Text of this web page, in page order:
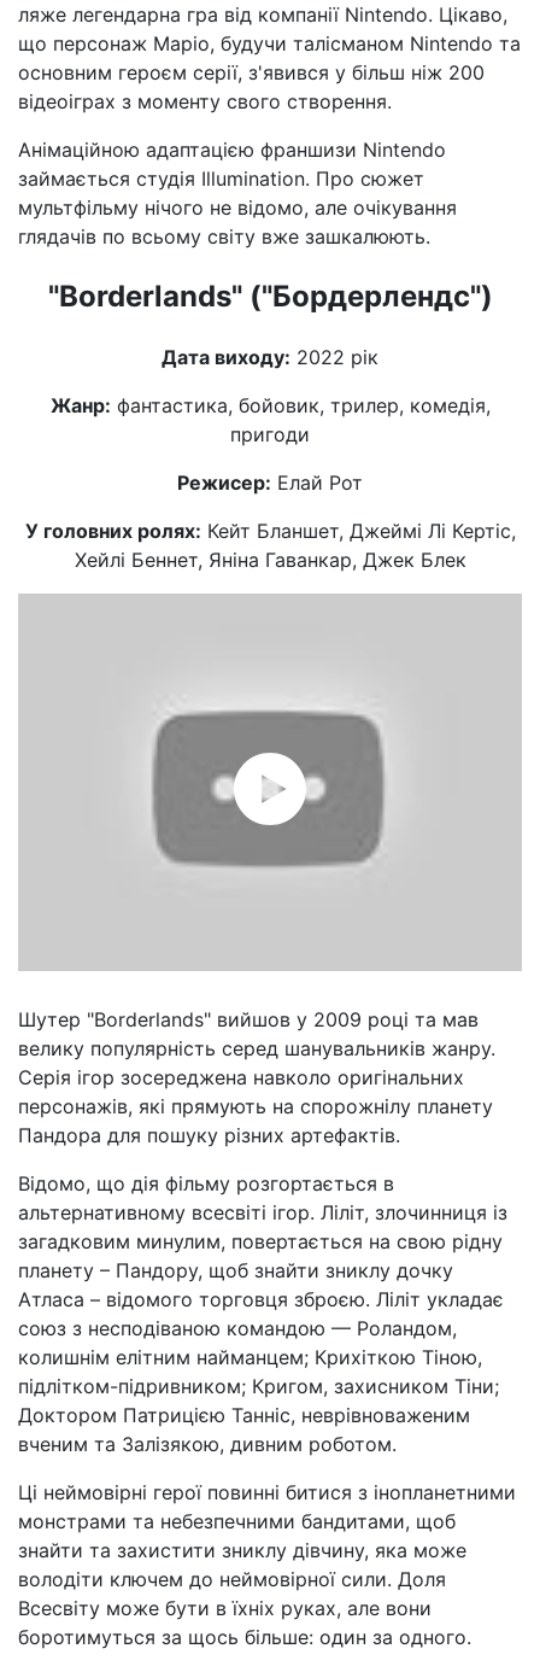
ляже легендарна гра від компанії Nintendo. Цікаво,
що персонаж Маріо, будучи талісманом Nintendo та
основним героєм серії, з'явився у більш ніж 200
відеоіграх з моменту свого створення.
Анімаційною адаптацією франшизи Nintendo
займається студія Illumination. Про сюжет
мультфільму нічого не відомо, але очікування
глядачів по всьому світу вже зашкалюють.
"Borderlands" ("Бордерлендс")
Дата виходу: 2022 рік
Жанр: фантастика, бойовик, трилер, комедія,
пригоди
Режисер: Елай Рот
У головних ролях: Кейт Бланшет, Джеймі Лі Кертіс,
Хейлі Беннет, Яніна Гаванкар, Джек Блек
Шутер "Borderlands" вийшов у 2009 році та мав
велику популярність серед шанувальників жанру.
Серія ігор зосереджена навколо оригінальних
персонажів, які прямують на спорожнілу планету
Пандора для пошуку різних артефактів.
Відомо, що дія фільму розгортається в
альтернативному всесвіті ігор. Ліліт, злочинниця із
загадковим минулим, повертається на свою рідну
планету – Пандору, щоб знайти зниклу дочку
Атласа – відомого торговця зброєю. Ліліт укладає
союз з несподіваною командою — Роландом,
колишнім елітним найманцем; Крихіткою Тіною,
підлітком-підривником; Кригом, захисником Тіни;
Доктором Патрицією Танніс, неврівноваженим
вченим та Залізякою, дивним роботом.
Ці неймовірні герої повинні битися з інопланетними
монстрами та небезпечними бандитами, щоб
знайти та захистити зниклу дівчину, яка може
володіти ключем до неймовірної сили. Доля
Всесвіту може бути в їхніх руках, але вони
боротимуться за щось більше: один за одного.